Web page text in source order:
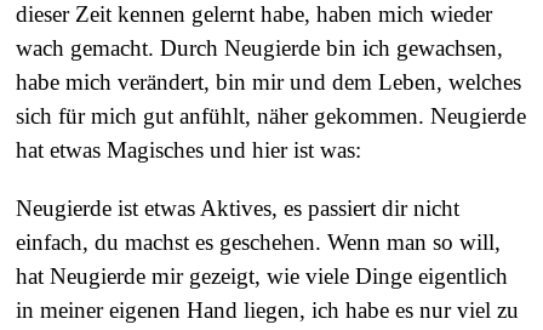
dieser Zeit kennen gelernt habe, haben mich wieder
wach gemacht. Durch Neugierde bin ich gewachsen,
habe mich verändert, bin mir und dem Leben, welches
sich für mich gut anfühlt, näher gekommen. Neugierde
hat etwas Magisches und hier ist was:
Neugierde ist etwas Aktives, es passiert dir nicht
einfach, du machst es geschehen. Wenn man so will,
hat Neugierde mir gezeigt, wie viele Dinge eigentlich
in meiner eigenen Hand liegen, ich habe es nur viel zu